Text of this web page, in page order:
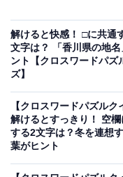
あわせて読みたい
の道具
解けると快感！ □に共通
文字は？ 「香川県の地名
ント【クロスワードパズ
ズ】
【クロスワードパズルク
解けるとすっきり！ 空欄
する2文字は？冬を連想
葉がヒント